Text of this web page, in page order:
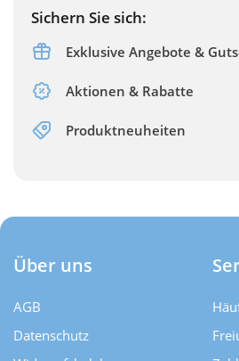
Sichern Sie sich:
Exklusive Angebote &
Aktionen & Rabatte
Produktneuheiten
Über uns
AGB
Datenschutz